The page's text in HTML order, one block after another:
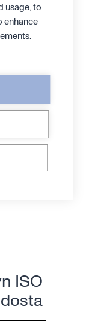
ja
ISO
usage, to
enhance